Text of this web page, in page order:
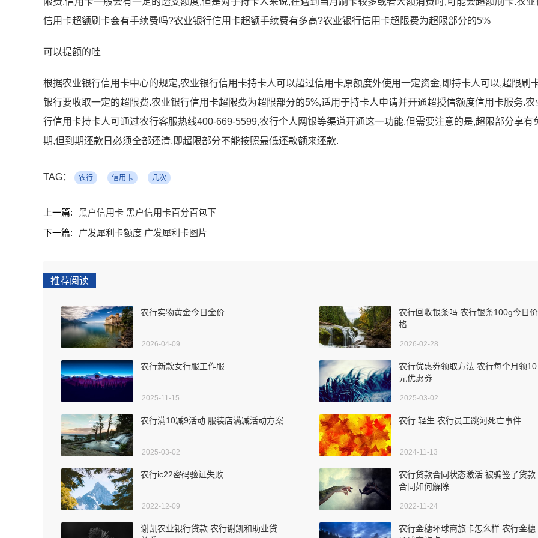
信用卡超额刷卡会有手续费吗?农业银行信用卡超额手续费有多高?农业银行信用卡超限费为超限部分的5%
可以提额的哇
根据农业银行信用卡中心的规定,农业银行信用卡持卡人可以超过信用卡原额度外使用一定资金,即持卡人可以,超限刷
银行要收取一定的超限费.农业银行信用卡超限费为超限部分的5%,适用于持卡人申请并开通超授信额度信用卡服务.农
行信用卡持卡人可通过农行客服热线400-669-5599,农行个人网银等渠道开通这一功能.但需要注意的是,超限部分享有
期,但到期还款日必须全部还清,即超限部分不能按照最低还款额来还款.
TAG： 农行 信用卡 几次
上一篇:
黑户信用卡 黑户信用卡百分百包下
下一篇:
广发犀利卡额度 广发犀利卡图片
推荐阅读
农行实物黄金今日金价
2026-04-09
农行回收银条吗 农行银条100g今日价
格
2026-02-28
农行新款女行服工作服
2025-11-15
农行优惠券领取方法 农行每个月领10
元优惠券
2025-03-02
农行满10减9活动 服装店满减活动方案
2025-03-02
农行 轻生 农行员工跳河死亡事件
2024-11-13
农行ic22密码验证失败
2022-12-09
农行贷款合同状态激活 被骗签了贷款
合同如何解除
2022-11-24
谢凯农业银行贷款 农行谢凯和助业贷
农行金穗环球商旅卡怎么样 农行金穗